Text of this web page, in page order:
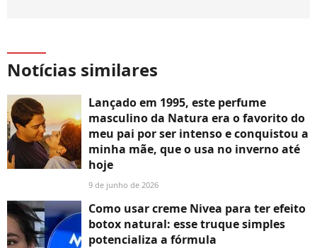
Notícias similares
Lançado em 1995, este perfume
masculino da Natura era o favorito do
meu pai por ser intenso e conquistou a
minha mãe, que o usa no inverno até
hoje
9 de junho de 2026
Como usar creme Nivea para ter efeito
botox natural: esse truque simples
potencializa a fórmula